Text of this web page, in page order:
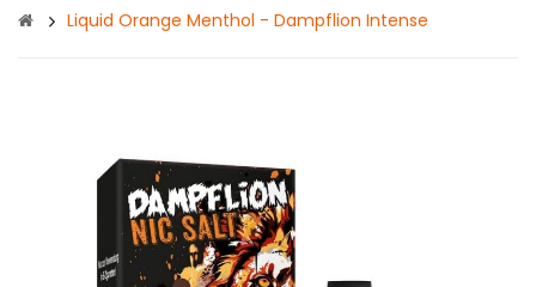
Liquid Orange Menthol - Dampflion Intense